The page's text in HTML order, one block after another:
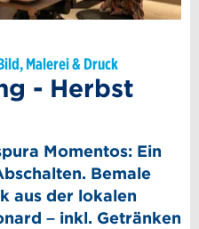
Malerei & Druck
- Herbst
Momentos: Ein
Bemale
aus der lokalen
– inkl. Getränken